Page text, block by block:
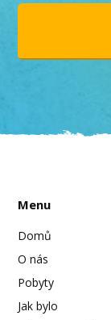
Menu
Domů
O nás
Pobyty
Jak bylo